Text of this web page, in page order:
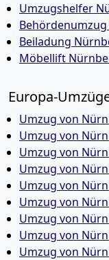
Umzugshelfer
Beiladung
Möbellift
Europa-
Umzug von
Umzug von
Umzug von
Umzug von
Umzug von
Umzug von
Umzug von
Umzug von
Umzug von